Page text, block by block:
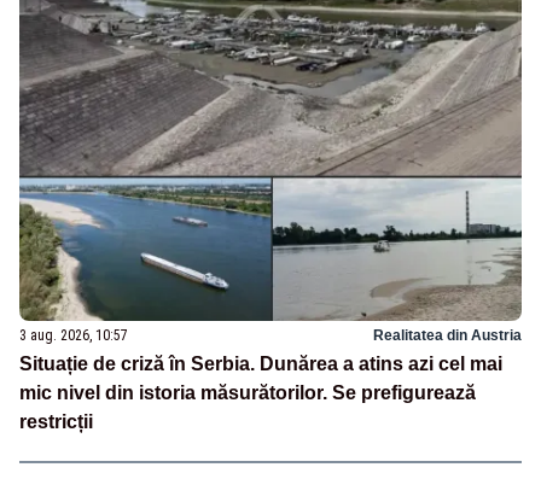
3 aug. 2026, 10:57 Realitatea din Austria
Situație de criză în Serbia. Dunărea a atins azi cel mai
mic nivel din istoria măsurătorilor. Se prefigurează
restricții